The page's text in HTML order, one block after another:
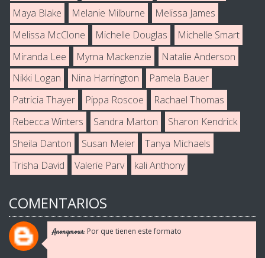
Maya Blake
Melanie Milburne
Melissa James
Melissa McClone
Michelle Douglas
Michelle Smart
Miranda Lee
Myrna Mackenzie
Natalie Anderson
Nikki Logan
Nina Harrington
Pamela Bauer
Patricia Thayer
Pippa Roscoe
Rachael Thomas
Rebecca Winters
Sandra Marton
Sharon Kendrick
Sheila Danton
Susan Meier
Tanya Michaels
Trisha David
Valerie Parv kali Anthony
COMENTARIOS
Anonymous: Por que tienen este formato